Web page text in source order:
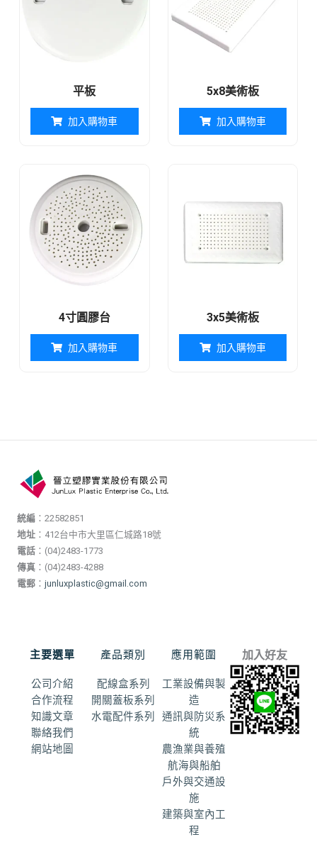
平板
加入購物車
5x8美術板
加入購物車
4寸圓膠台
加入購物車
3x5美術板
加入購物車
統編 ：22582851
地址 ：412台中市大里區仁城路18號
電話 ：(04)2483-1773
傳真 ：(04)2483-4288
電郵 ： junluxplastic@gmail.com
主要選單
公司介紹
合作流程
知識文章
聯絡我們
網站地圖
產品類別
配線盒系列
開關蓋板系列
水電配件系列
應用範圍
工業設備與製
造
通訊與防災系
統
農漁業與養殖
航海與船舶
戶外與交通設
施
建築與室內工
程
加入好友